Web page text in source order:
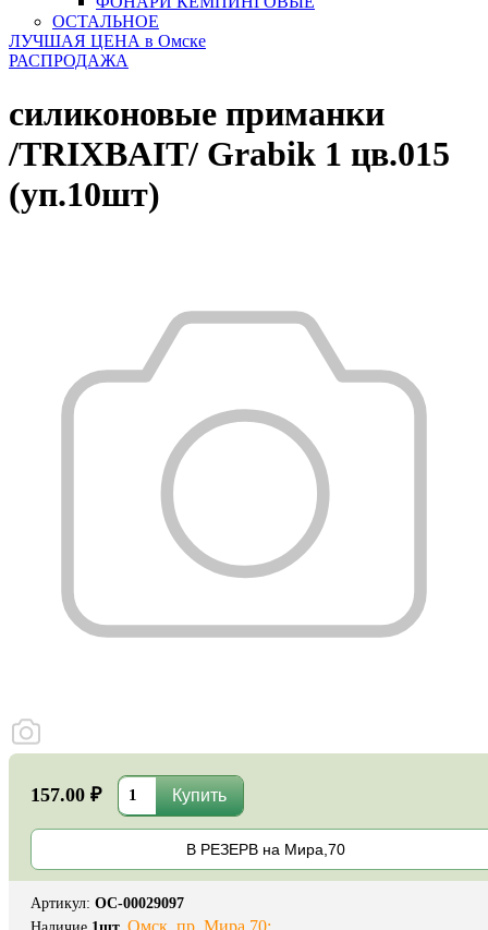
ОСТАЛЬНОЕ
ЛУЧШАЯ ЦЕНА в Омске
РАСПРОДАЖА
силиконовые приманки
/TRIXBAIT/ Grabik 1 цв.015
(уп.10шт)
157.00 ₽
В РЕЗЕРВ на Мира,70
Артикул: ОС-00029097
Омск, пр. Мира 70: